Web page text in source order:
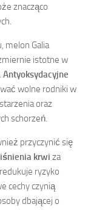
znacząco
melon Galia
istotne w
Antyoksydacyjne
wolne rodniki w
oraz
schorzeń.
przyczynić się
krwi za
ryzyko
cechy czynią
dbającej o